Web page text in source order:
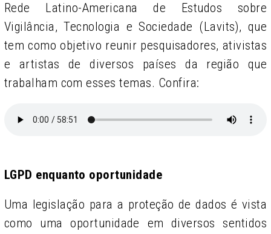
Rede Latino-Americana de Estudos sobre
Vigilância, Tecnologia e Sociedade (Lavits), que
tem como objetivo reunir pesquisadores, ativistas
e artistas de diversos países da região que
trabalham com esses temas. Confira:
LGPD enquanto oportunidade
Uma legislação para a proteção de dados é vista
como uma oportunidade em diversos sentidos